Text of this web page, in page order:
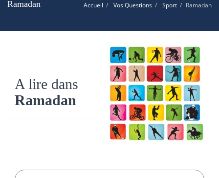
Ramadan Accueil Vos Questions Sport Ramadan
A lire dans
Ramadan